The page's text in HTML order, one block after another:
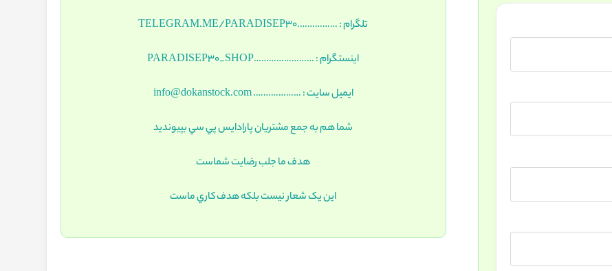
تلگرام : …………….TELEGRAM.ME/PARADISEP30
اينستگرام : ……………………PARADISEP30_SHOP
ايميل سايت : ………………. info@dokanstock.com
شما هم به جمع مشتريان پارادايس پي سي بپيونديد
هدف ما جلب رضايت شماست
اين يک شعار نيست بلکه هدف کاري ماست